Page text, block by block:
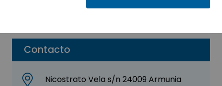
Contacto
Nicostrato Vela s/n 24009 Armunia
ICECYL. Parques Tecnológicos de Castilla